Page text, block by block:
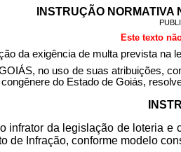
INSTRUÇÃO NORMATIVA
Este texto
da exigência de multa prevista na
no uso de suas atribuições,
do Estado de Goiás,
infrator da legislação de loteria e
de Infração, conforme modelo